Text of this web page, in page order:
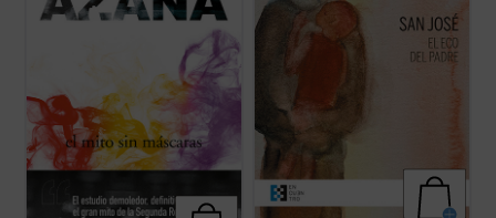
político de Alcalá de Henares ... (ver ficha)
Con él, Dios Padre no ha querido ...
ficha)